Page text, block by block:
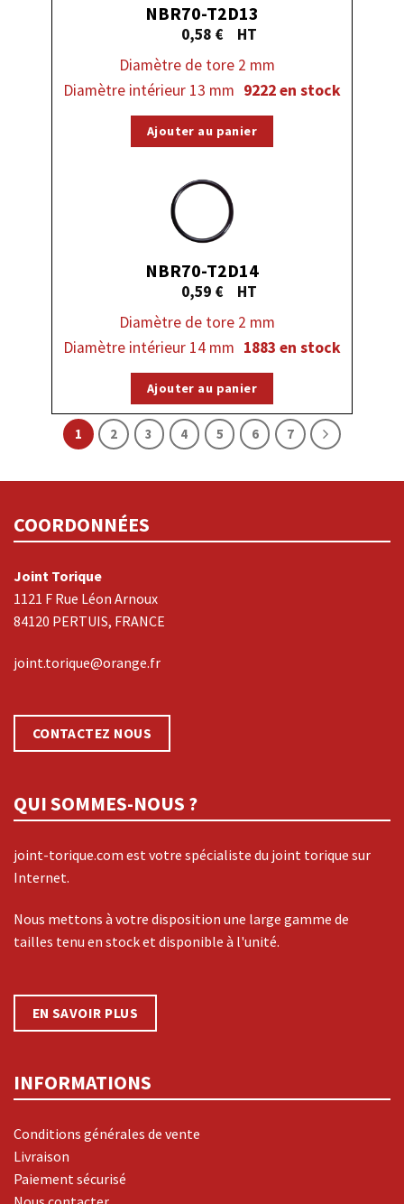
NBR70-T2D13
0,58 €
Diamètre de tore 2 mm
Diamètre intérieur 13 mm 9222 en stock
Ajouter au panier
NBR70-T2D14
0,59 €
Diamètre de tore 2 mm
Diamètre intérieur 14 mm 1883 en stock
Ajouter au panier
1 2 3 4 5 6 7
COORDONNÉES
Joint Torique
1121 F Rue Léon Arnoux
84120 PERTUIS, FRANCE
joint.torique@orange.fr
CONTACTEZ NOUS
QUI SOMMES-NOUS ?
joint-torique.com est votre spécialiste du joint torique sur
Internet.
Nous mettons à votre disposition une large gamme de
tailles tenu en stock et disponible à l'unité.
EN SAVOIR PLUS
INFORMATIONS
Conditions générales de vente
Livraison
Paiement sécurisé